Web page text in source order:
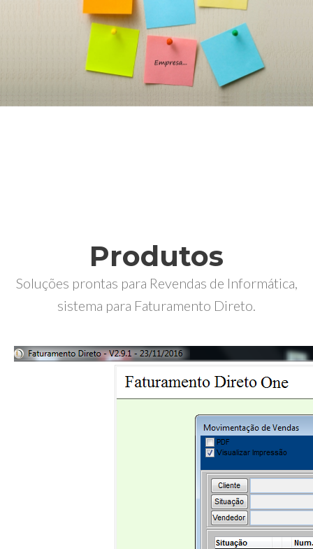
Produtos
Soluções prontas para Revendas de Informática,
sistema para Faturamento Direto.